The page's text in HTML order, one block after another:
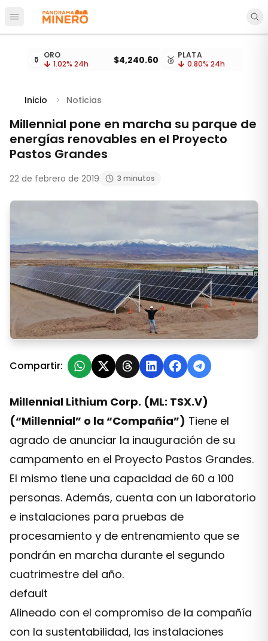
Abrir menú principal
Cotizaciones de metales actualizadas cada 15
⚱️ ORO
1.02% 24h $4,240.60 🥈 PLATA
0.80% 24h
Inicio Noticias
Millennial pone en marcha su parque de
energías renovables en el Proyecto
Pastos Grandes
22 de febrero de 2019 3 minutos
Millennial pone en marcha su parque de energías
Compartir:
Millennial Lithium Corp. (ML: TSX.V)
(“Millennial” o la “Compañía”) Tiene el
agrado de anunciar la inauguración de su
campamento en el Proyecto Pastos Grandes.
El mismo tiene una capacidad de 60 a 100
personas. Además, cuenta con un laboratorio
e instalaciones para pruebas de
procesamiento y de entrenamiento que se
pondrán en marcha durante el segundo
cuatrimestre del año.
default
Alineado con el compromiso de la compañía
con la sustentabilidad, las instalaciones